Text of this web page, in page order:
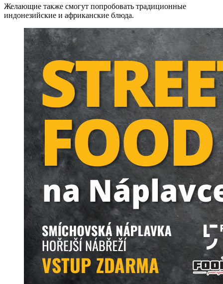
Желающие также смогут попробовать традиционные
индонезийские и африканские блюда.